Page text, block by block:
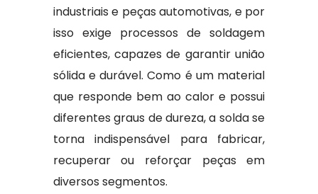
industriais e peças automotivas, e por
isso exige processos de soldagem
eficientes, capazes de garantir união
sólida e durável. Como é um material
que responde bem ao calor e possui
diferentes graus de dureza, a solda se
torna indispensável para fabricar,
recuperar ou reforçar peças em
diversos segmentos.